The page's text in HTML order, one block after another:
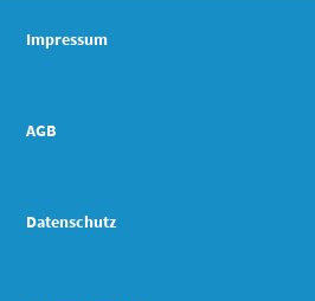
Impressum
AGB
Datenschutz